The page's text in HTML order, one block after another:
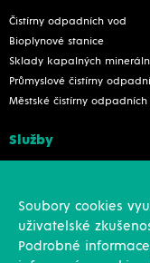
Čistírny odpadních vod
Bioplynové stanice
Sklady kapalných
Průmyslové čistírny
Městské čistírny odpadních
Služby
Soubory cookies
uživatelské
Podrobné